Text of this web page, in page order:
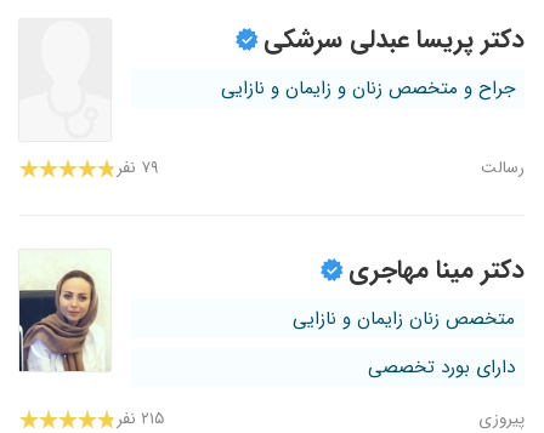
دکتر پریسا عبدلی سرشکی
جراح و متخصص زنان و زایمان و نازایی
رسالت ۷۹ نفر
دکتر مینا مهاجری
متخصص زنان زایمان و نازایی
دارای بورد تخصصی
پیروزی ۲۱۵ نفر